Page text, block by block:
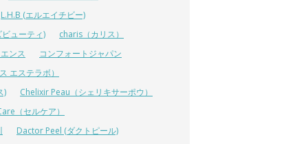
L.H.B (エルエイチビー)
ューティ)
charis（カリス）
ンス
コンフォートジャパン
エステラボ）
)
Chelixir Peau（シェリキサーポウ）
（セルケア）
Dactor Peel (ダクトピール)